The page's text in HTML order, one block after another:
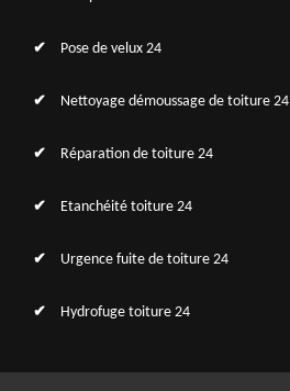
Pose de velux 24
Nettoyage démoussage de toiture 24
Réparation de toiture 24
Etanchéité toiture 24
Urgence fuite de toiture 24
Hydrofuge toiture 24